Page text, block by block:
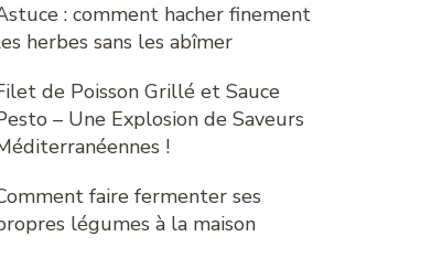
: comment hacher finement
herbes sans les abîmer
de Poisson Grillé et Sauce
– Une Explosion de Saveurs
!
faire fermenter ses
légumes à la maison